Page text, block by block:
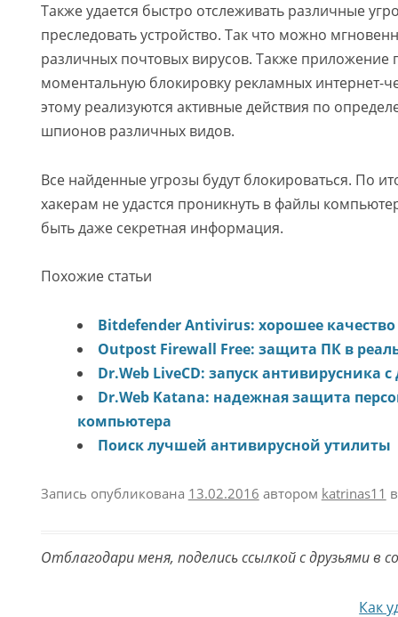
Также удается быстро отслеживать различные
преследовать устройство. Так что можно
различных почтовых вирусов. Также приложение
моментальную блокировку рекламных интернет-
этому реализуются активные действия по
шпионов различных видов.
Все найденные угрозы будут блокироваться. По
хакерам не удастся проникнуть в файлы
быть даже секретная информация.
Похожие статьи
Bitdefender Antivirus: хорошее
Outpost Firewall Free: защита ПК в
Dr.Web LiveCD: запуск антивирусника с
Dr.Web Katana: надежная защита
компьютера
Поиск лучшей антивирусной утилиты
Запись опубликована 13.02.2016 автором katrinas11
Отблагодари меня, поделись ссылкой с друзьями в
Как